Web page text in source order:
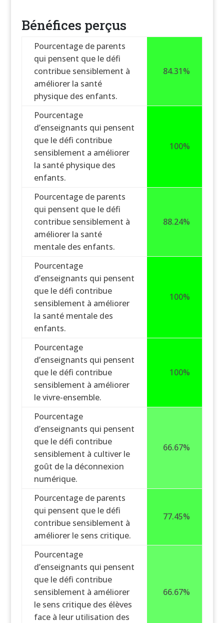
Bénéfices perçus
Pourcentage de parents
qui pensent que le défi
contribue sensiblement à
améliorer la santé
physique des enfants.
84.31%
Pourcentage
d’enseignants qui pensent
que le défi contribue
sensiblement a améliorer
la santé physique des
enfants.
100%
Pourcentage de parents
qui pensent que le défi
contribue sensiblement à
améliorer la santé
mentale des enfants.
88.24%
Pourcentage
d’enseignants qui pensent
que le défi contribue
sensiblement à améliorer
la santé mentale des
enfants.
100%
Pourcentage
d’enseignants qui pensent
que le défi contribue
sensiblement à améliorer
le vivre-ensemble.
100%
Pourcentage
d’enseignants qui pensent
que le défi contribue
sensiblement à cultiver le
goût de la déconnexion
numérique.
66.67%
Pourcentage de parents
qui pensent que le défi
contribue sensiblement à
améliorer le sens critique.
77.45%
Pourcentage
d’enseignants qui pensent
que le défi contribue
sensiblement à améliorer
le sens critique des élèves
face à leur utilisation des
66.67%